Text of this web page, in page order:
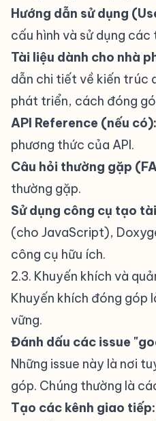
Hướng dẫn sử dụng
cấu hình và sử dụng các
Tài liệu dành cho nhà
dẫn chi tiết về kiến trúc
phát triển, cách đóng
API Reference (nếu có):
phương thức của API.
Câu hỏi thường gặp
thường gặp.
Sử dụng công cụ tạo
(cho JavaScript),
công cụ hữu ích.
2.3. Khuyến khích và
Khuyến khích đóng góp
vững.
Đánh dấu các issue
Những issue này là nơi
góp. Chúng thường là
Tạo các kênh giao tiếp: